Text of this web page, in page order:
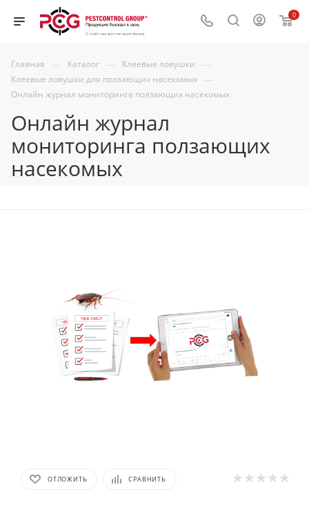
0
Главная — Каталог — Клеевые ловушки —
Клеевые ловушки для ползающих насекомых —
Онлайн журнал мониторинга ползающих насекомых
Онлайн журнал
мониторинга ползающих
насекомых
ОТЛОЖИТЬ СРАВНИТЬ